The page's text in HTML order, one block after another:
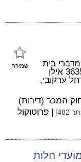
שמירה
בית
משפט השלום בתל אביב, ת"א 36359-06-16 אילן
ערקובי,
המכר (דירות)
482] | פרוטוקול
חלות